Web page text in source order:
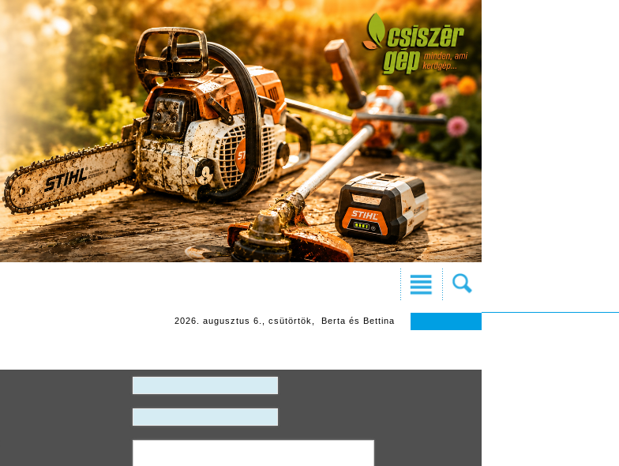
2026. augusztus 6., csütörtök, Berta és Bettina